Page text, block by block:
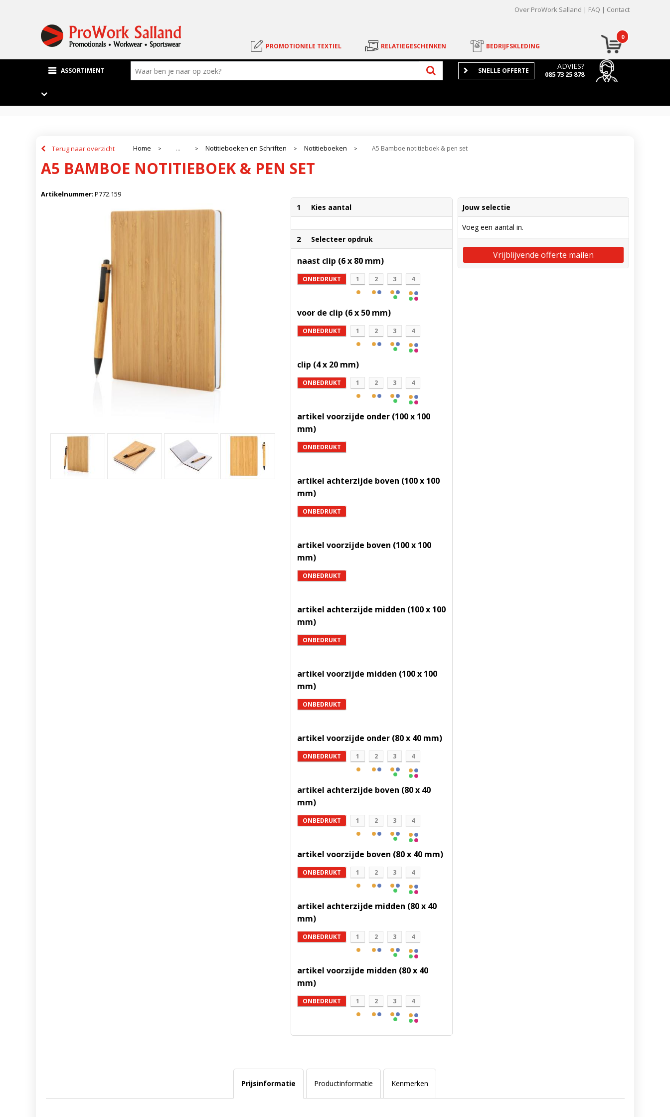
Over ProWork Salland FAQ Contact
0
PROMOTIONELE TEXTIEL RELATIEGESCHENKEN BEDRIJFSKLEDING
ASSORTIMENT ADVIES?
085 73 25 878
SNELLE OFFERTE
Terug naar overzicht Home > ... > Notitieboeken en Schriften > Notitieboeken > A5 Bamboe notitieboek & pen set
A5 BAMBOE NOTITIEBOEK & PEN SET
Artikelnummer: P772.159
1 Kies aantal
2 Selecteer opdruk
naast clip (6 x 80 mm)
ONBEDRUKT 1 2 3 4
voor de clip (6 x 50 mm)
ONBEDRUKT 1 2 3 4
clip (4 x 20 mm)
ONBEDRUKT 1 2 3 4
artikel voorzijde onder (100 x 100
mm)
ONBEDRUKT
artikel achterzijde boven (100 x 100
mm)
ONBEDRUKT
artikel voorzijde boven (100 x 100
mm)
ONBEDRUKT
artikel achterzijde midden (100 x 100
mm)
ONBEDRUKT
artikel voorzijde midden (100 x 100
mm)
ONBEDRUKT
artikel voorzijde onder (80 x 40 mm)
ONBEDRUKT 1 2 3 4
artikel achterzijde boven (80 x 40
mm)
ONBEDRUKT 1 2 3 4
artikel voorzijde boven (80 x 40 mm)
ONBEDRUKT 1 2 3 4
artikel achterzijde midden (80 x 40
mm)
ONBEDRUKT 1 2 3 4
artikel voorzijde midden (80 x 40
mm)
ONBEDRUKT 1 2 3 4
Jouw selectie
Voeg een aantal in.
Vrijblijvende offerte mailen
Prijsinformatie Productinformatie Kenmerken